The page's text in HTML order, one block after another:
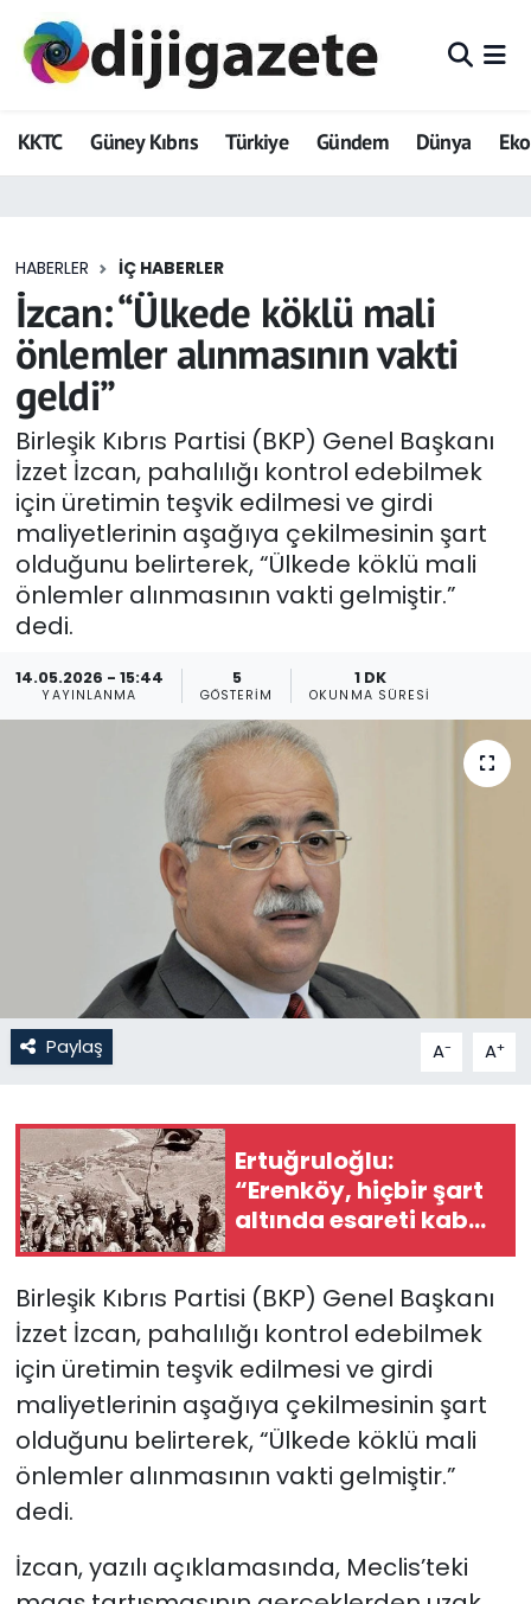
KKTC Güney Kıbrıs Türkiye Gündem Dünya
HABERLER İÇ HABERLER
İzcan: “Ülkede köklü mali
önlemler alınmasının vakti
geldi”
Birleşik Kıbrıs Partisi (BKP) Genel Başkanı
İzzet İzcan, pahalılığı kontrol edebilmek
için üretimin teşvik edilmesi ve girdi
maliyetlerinin aşağıya çekilmesinin şart
olduğunu belirterek, “Ülkede köklü mali
önlemler alınmasının vakti gelmiştir.”
dedi.
14.05.2026 - 15:44
YAYINLANMA
5
GÖSTERIM
1 DK
OKUNMA SÜRESI
Paylaş A- A+
Ertuğruloğlu:
“Erenköy, hiçbir şart
altında esareti kabul
etmeyeceğimizin en
açık kanıtıdır”
Birleşik Kıbrıs Partisi (BKP) Genel Başkanı
İzzet İzcan, pahalılığı kontrol edebilmek
için üretimin teşvik edilmesi ve girdi
maliyetlerinin aşağıya çekilmesinin şart
olduğunu belirterek, “Ülkede köklü mali
önlemler alınmasının vakti gelmiştir.”
dedi.
İzcan, yazılı açıklamasında, Meclis’teki
ADVERTORIAL
Dijigazete
Eğitim
Ekonomi
Foto Galeri
GEZİ
Güncel
Gündem
KKTC
KKTC YEREL SEÇİM 2018
Kültür Sanat
Nöbetçi Eczaneler
Otomobil Dünyası
Politika
SAĞLIK
Spor
Teknoloji
TÜRKiYE
Video Galeri
YAŞAM
Yazarlar
Hava Durumu
Trafik Durumu
Tüm Manşetler
Son Dakika Haberleri
Haber Arşivi